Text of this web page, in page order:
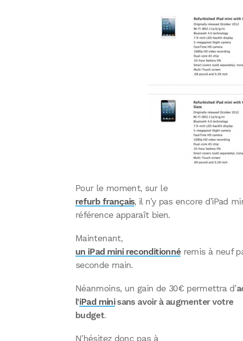
Pour le moment, sur le
refurb français, il n’y pas encore d’iPad
référence apparaît bien.
Maintenant,
un iPad mini reconditionnéremis à neuf
seconde main.
Néanmoins, un gain de 30€ permettra d’
l’iPad minisans avoir à augmenter votre
budget.
N’hésitez donc pas à